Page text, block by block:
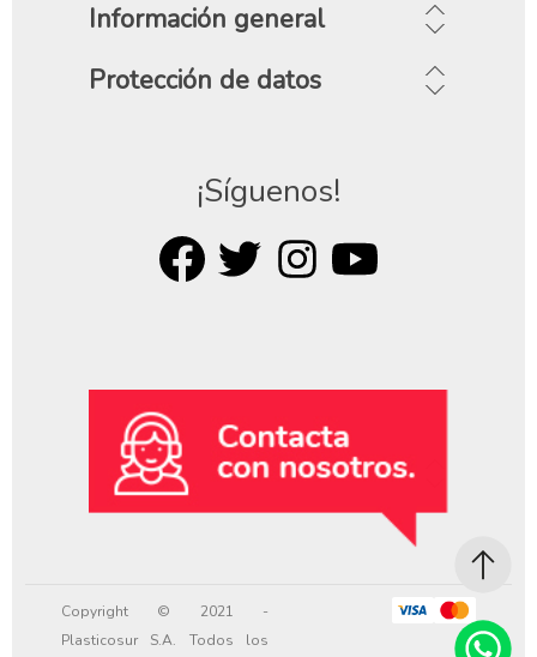
Información general
Protección de datos
¡Síguenos!
Copyright © 2021 -
Plasticosur S.A. Todos los